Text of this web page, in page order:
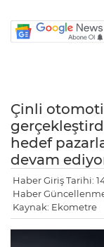
Çinli
hedef
devam
Haber Giriş Tarihi:
Haber Güncellenme
Kaynak: Ekometre